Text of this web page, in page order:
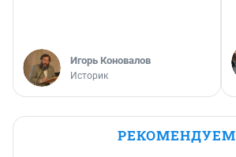
Игорь Коновалов
Историк
РЕКОМЕНДУЕМ